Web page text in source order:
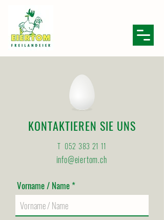
KONTAKTIEREN SIE UNS
T 052 383 21 11
info@eiertom.ch
Vorname / Name